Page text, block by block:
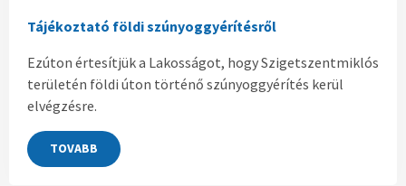
Tájékoztató földi szúnyoggyérítésről
Ezúton értesítjük a Lakosságot, hogy Szigetszentmiklós
területén földi úton történő szúnyoggyérítés kerül
elvégzésre.
TOVABB